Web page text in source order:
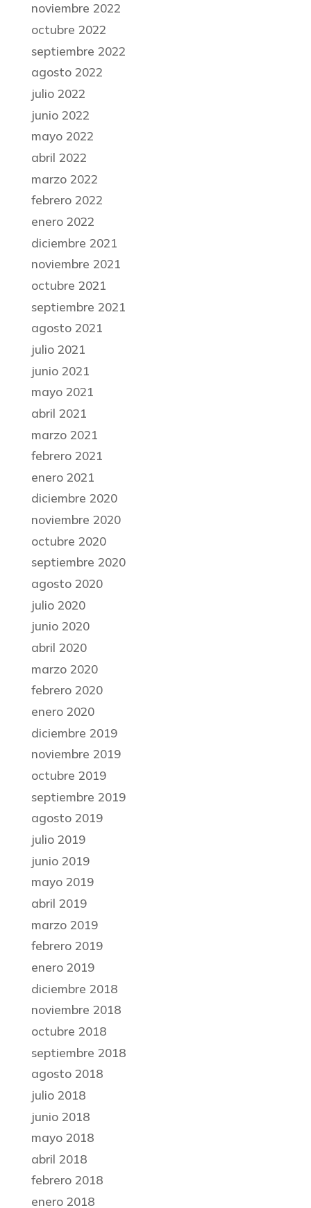
noviembre 2022
octubre 2022
septiembre 2022
agosto 2022
julio 2022
junio 2022
mayo 2022
abril 2022
marzo 2022
febrero 2022
enero 2022
diciembre 2021
noviembre 2021
octubre 2021
septiembre 2021
agosto 2021
julio 2021
junio 2021
mayo 2021
abril 2021
marzo 2021
febrero 2021
enero 2021
diciembre 2020
noviembre 2020
octubre 2020
septiembre 2020
agosto 2020
julio 2020
junio 2020
abril 2020
marzo 2020
febrero 2020
enero 2020
diciembre 2019
noviembre 2019
octubre 2019
septiembre 2019
agosto 2019
julio 2019
junio 2019
mayo 2019
abril 2019
marzo 2019
febrero 2019
enero 2019
diciembre 2018
noviembre 2018
octubre 2018
septiembre 2018
agosto 2018
julio 2018
junio 2018
mayo 2018
abril 2018
febrero 2018
enero 2018